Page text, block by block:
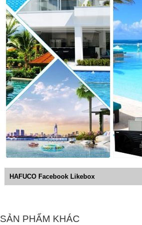
HAFUCO Facebook Likebox
SẢN PHẨM KHÁC